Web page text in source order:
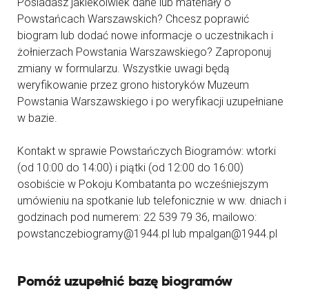
Powstańcach Warszawskich? Chcesz poprawić
biogram lub dodać nowe informacje o uczestnikach i
żołnierzach Powstania Warszawskiego? Zaproponuj
zmiany w formularzu. Wszystkie uwagi będą
weryfikowanie przez grono historyków Muzeum
Powstania Warszawskiego i po weryfikacji uzupełniane
w bazie.
Kontakt w sprawie Powstańczych Biogramów: wtorki
(od 10:00 do 14:00) i piątki (od 12:00 do 16:00)
osobiście w Pokoju Kombatanta po wcześniejszym
umówieniu na spotkanie lub telefonicznie w ww. dniach i
godzinach pod numerem: 22 539 79 36, mailowo:
powstanczebiogramy@1944.pl lub mpalgan@1944.pl
Pomóż uzupełnić bazę biogramów